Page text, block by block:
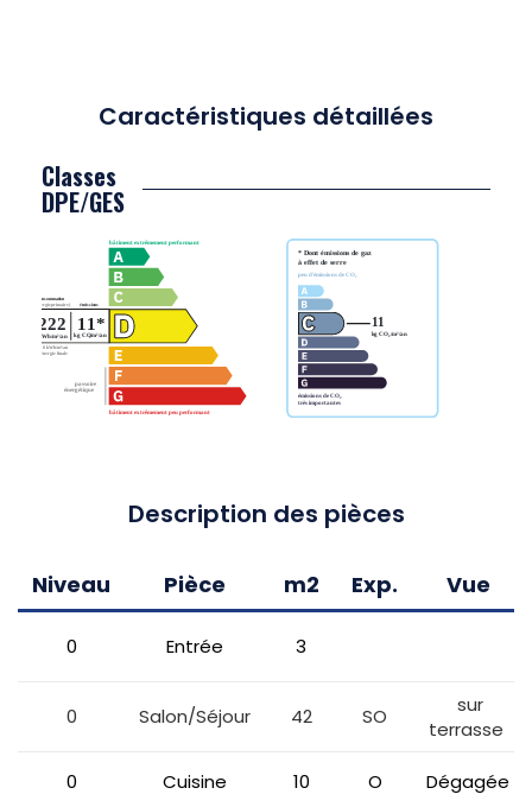
Caractéristiques détaillées
Classes
DPE/GES
Description des pièces
Niveau Pièce m2 Exp. Vue
0 Entrée 3
0 Salon/Séjour 42 SO
sur
terrasse
0 Cuisine 10 O Dégagée